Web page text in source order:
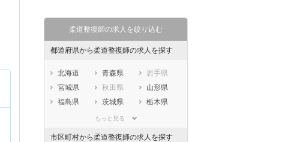
柔道整復師の求人を絞り込む
都道府県から柔道整復師の求人を探す
北海道 青森県
岩手県
宮城県
秋田県
山形県
福島県
茨城県
栃木県
埼玉県
もっと見る
市区町村から柔道整復師の求人を探す